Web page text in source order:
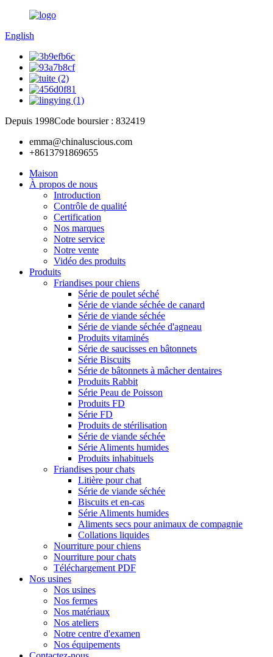
English
Depuis 1998Code boursier : 832419
emma@chinaluscious.com
+8613791869655
Maison
À propos de nous
Introduction
Contrôle de qualité
Certification
Nos marques
Notre service
Notre vente
Vidéo des produits
Produits
Friandises pour chiens
Série de poulet séché
Série de viande séchée de canard
Série de viande séchée
Série de viande séchée d'agneau
Produits vitaminés
Série de saucisses en bâtonnets
Série Biscuits
Série de bâtonnets à mâcher dentaires
Produits Rabbit
Série Peau de Poisson
Produits FD
Série FD
Produits de stérilisation
Série de viande séchée
Série Aliments humides
Produits inhabituels
Friandises pour chats
Litière pour chat
Série de viande séchée
Biscuits et en-cas
Série Aliments humides
Aliments secs pour animaux de compagnie
Collations liquides
Nourriture pour chiens
Nourriture pour chats
Téléchargement PDF
Nos usines
Nos usines
Nos fermes
Nos matériaux
Nos ateliers
Notre centre d'examen
Nos équipements